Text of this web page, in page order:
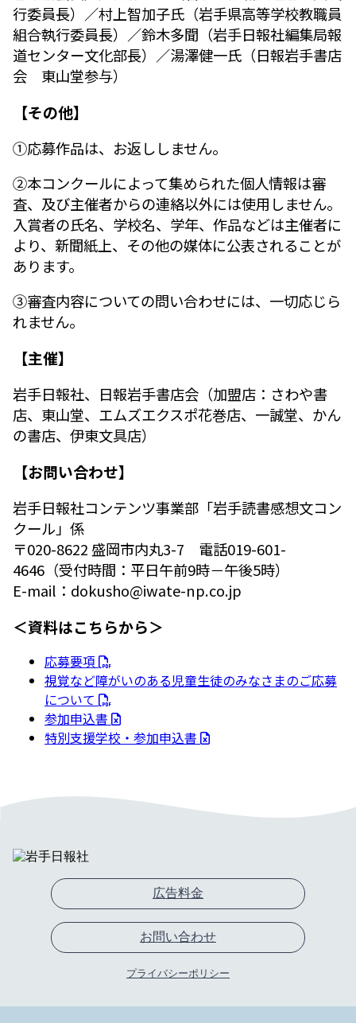
行委員長）／村上智加子氏（岩手県高等学校教職員
組合執行委員長）／鈴木多聞（岩手日報社編集局報
道センター文化部長）／湯澤健一氏（日報岩手書店
会 東山堂参与）
【その他】
①応募作品は、お返ししません。
②本コンクールによって集められた個人情報は審
査、及び主催者からの連絡以外には使用しません。
入賞者の氏名、学校名、学年、作品などは主催者に
より、新聞紙上、その他の媒体に公表されることが
あります。
③審査内容についての問い合わせには、一切応じら
れません。
【主催】
岩手日報社、日報岩手書店会（加盟店：さわや書
店、東山堂、エムズエクスポ花巻店、一誠堂、かん
の書店、伊東文具店）
【お問い合わせ】
岩手日報社コンテンツ事業部「岩手読書感想文コン
クール」係
〒020-8622 盛岡市内丸3-7 電話019-601-
4646（受付時間：平日午前9時－午後5時）
E-mail：dokusho@iwate-np.co.jp
＜資料はこちらから＞
応募要項
視覚など障がいのある児童生徒のみなさまのご応募
について
参加申込書
特別支援学校・参加申込書
広告料金
お問い合わせ
プライバシーポリシー